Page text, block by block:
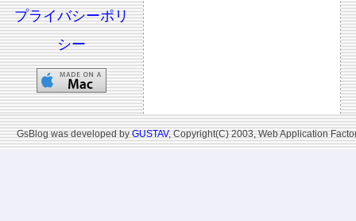
プライバシーポリ
シー
GsBlog was developed byGUSTAV, Copyright(C) 2003, Web Application